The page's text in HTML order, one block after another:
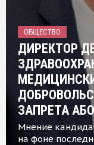
ОБЩЕСТВО
ДИРЕКТОР
ЗАПРЕТА
Мнение
на фоне